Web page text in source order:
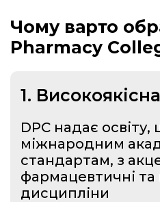
Чому варто
Pharmacy
1.
DPC надає освіту,
міжнародним
стандартам, з
фармацевтичні та
дисципліни